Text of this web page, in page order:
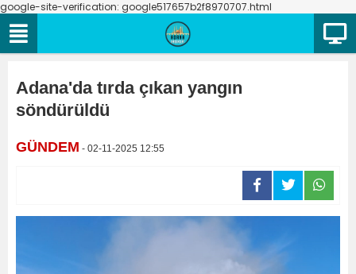
google-site-verification: google517657b2f8970707.html
Adana'da tırda çıkan yangın
söndürüldü
GÜNDEM - 02-11-2025 12:55